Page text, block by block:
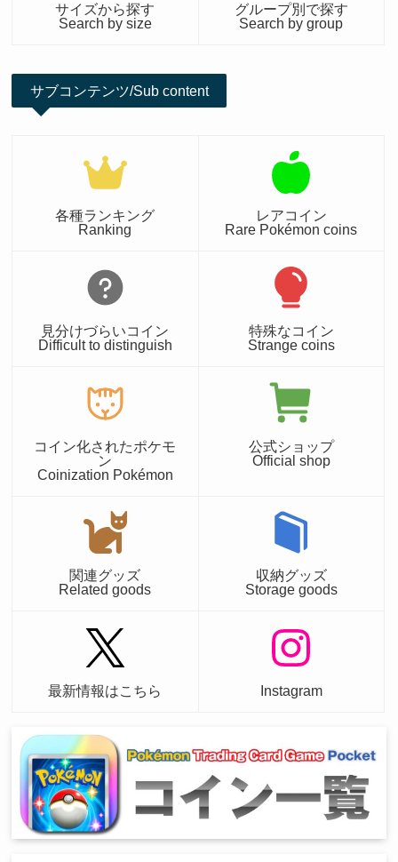
サイズから探す
Search by size
グループ別で探す
Search by group
サブコンテンツ/Sub content
各種ランキング
Ranking
レアコイン
Rare Pokémon coins
見分けづらいコイン
Difficult to distinguish
特殊なコイン
Strange coins
コイン化されたポケモ
ン
Coinization Pokémon
公式ショップ
Official shop
関連グッズ
Related goods
収納グッズ
Storage goods
最新情報はこちら Instagram